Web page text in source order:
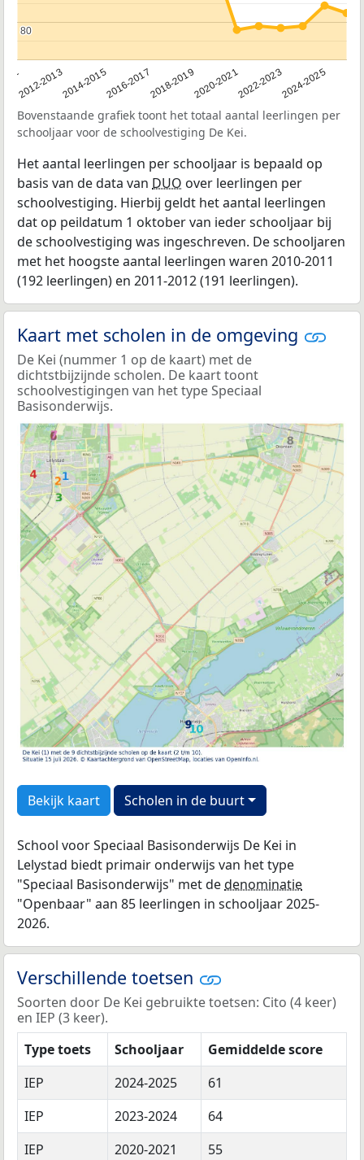
2012-20132014-20152016-20172018-20192020-20212022-20232024-2025
80
80
Bovenstaande grafiek toont het totaal aantal leerlingen per
schooljaar voor de schoolvestiging De Kei.
Het aantal leerlingen per schooljaar is bepaald op
basis van de data van DUO over leerlingen per
schoolvestiging. Hierbij geldt het aantal leerlingen
dat op peildatum 1 oktober van ieder schooljaar bij
de schoolvestiging was ingeschreven. De schooljaren
met het hoogste aantal leerlingen waren 2010-2011
(192 leerlingen) en 2011-2012 (191 leerlingen).
Kaart met scholen in de omgeving
De Kei (nummer 1 op de kaart) met de
dichtstbijzijnde scholen. De kaart toont
schoolvestigingen van het type Speciaal
Basisonderwijs.
Bekijk kaart Scholen in de buurt
School voor Speciaal Basisonderwijs De Kei in
Lelystad biedt primair onderwijs van het type
"Speciaal Basisonderwijs" met dedenominatie
"Openbaar" aan 85 leerlingen in schooljaar 2025-
2026.
Verschillende toetsen
Soorten door De Kei gebruikte toetsen: Cito (4 keer)
en IEP (3 keer).
Type toets
Schooljaar
Gemiddelde score
IEP
2024-2025
61
IEP
2023-2024
64
IEP
2020-2021
55